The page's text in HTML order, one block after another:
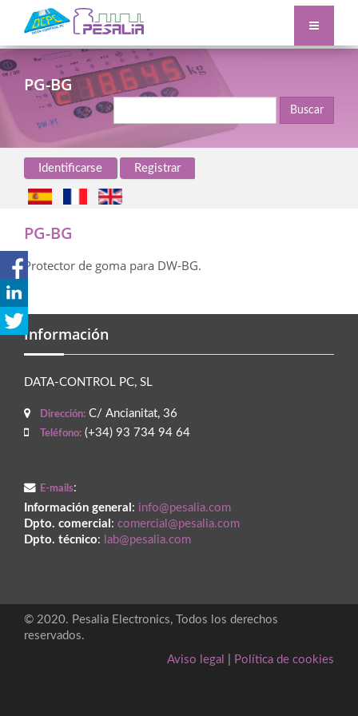
PG-BG
Buscar
Identificarse Registrar
PG-BG
Protector de goma para DW-BG.
Información
DATA-CONTROL PC, SL
Dirección: C/ Ancianitat, 36
Teléfono: (+34) 93 734 94 64
E-mails:
Información general : info@pesalia.com
Dpto. comercial : comercial@pesalia.com
Dpto. técnico: lab@pesalia.com
© 2020. Pesalia Electronics, Todos los derechos
reservados.
Aviso legal
Política de cookies